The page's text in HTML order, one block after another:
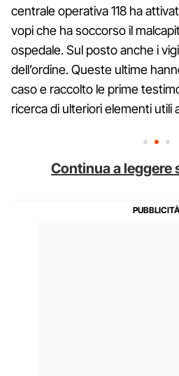
centrale operativa 118 ha
vopi che ha soccorso il
ospedale. Sul posto anche i
dell’ordine. Queste ultime
caso e raccolto le prime
ricerca di ulteriori elementi utili
Continua a leggere